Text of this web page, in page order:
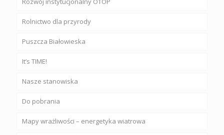
Rolnictwo dla przyrody
Puszcza Białowieska
It’s TIME!
Nasze stanowiska
Do pobrania
Mapy wrażliwości – energetyka wiatrowa